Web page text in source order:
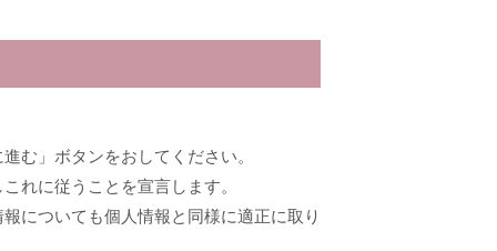
む」ボタンをおしてください。
れに従うことを宣言します。
についても個人情報と同様に適正に取り